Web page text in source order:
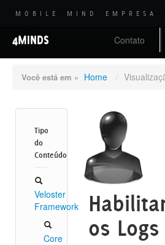
MOBILE MIND EMPRESA
4MINDS Contato
Você está em » Home /
Tipo
do
Conteúdo
Veloster
Framework
Core
os Logs